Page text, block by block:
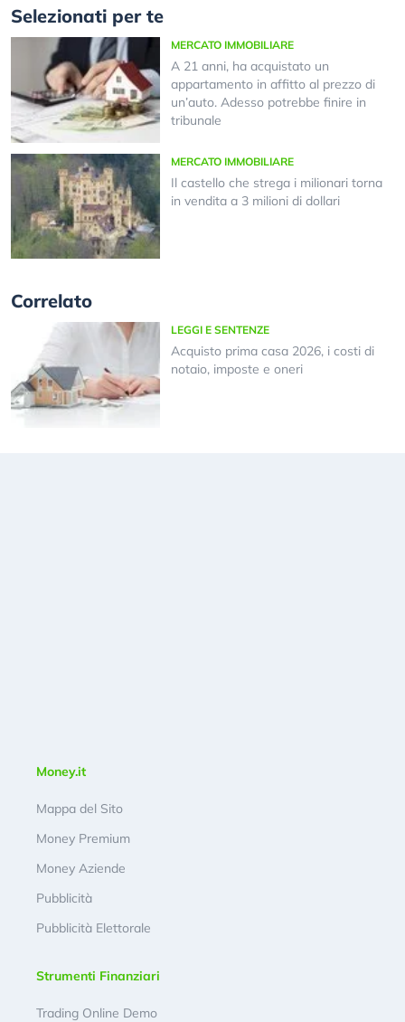
Selezionati per te
MERCATO IMMOBILIARE
A 21 anni, ha acquistato un
appartamento in affitto al prezzo di
un’auto. Adesso potrebbe finire in
tribunale
MERCATO IMMOBILIARE
Il castello che strega i milionari torna
in vendita a 3 milioni di dollari
Correlato
LEGGI E SENTENZE
Acquisto prima casa 2026, i costi di
notaio, imposte e oneri
Money.it
Mappa del Sito
Money Premium
Money Aziende
Pubblicità
Pubblicità Elettorale
Strumenti Finanziari
Trading Online Demo